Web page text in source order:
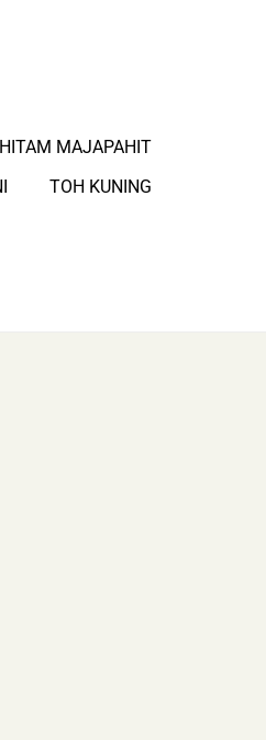
MAJAPAHIT
TOH KUNING